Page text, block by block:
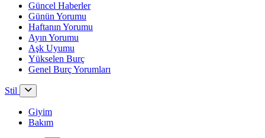
Güncel Haberler
Günün Yorumu
Haftanın Yorumu
Ayın Yorumu
Aşk Uyumu
Yükselen Burç
Genel Burç Yorumları
Stil
Giyim
Bakım